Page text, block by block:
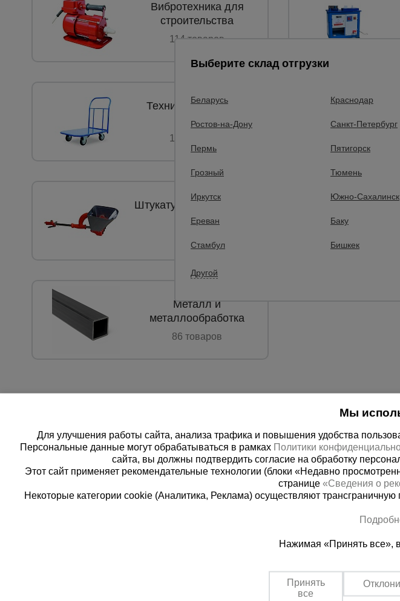
Металл и металлообработка
Вибротехника для
строительства
114 товаров
Техника для склада
147 товаров
Штукатурные комплекты
Металл и
металлообработка
86 товаров
8 (800) 200-25-90
Заказать звонок
Выберите склад отгрузки
Беларусь Краснодар
Ростов-на-Дону Санкт-Петербург
Пермь Пятигорск
Грозный Тюмень
Иркутск Южно-Сахалинск
Ереван Баку
Стамбул Бишкек
Другой
Мы
Для улучшения работы сайта, анализа трафика и повышения удобства
Персональные данные могут обрабатываться в рамках Политики
сайта, вы должны подтвердить согласие на обработку
Этот сайт применяет рекомендательные технологии (блоки «Недавно
странице «Сведения о
Некоторые категории cookie (Аналитика, Реклама) осуществляют
Нажимая «Принять все»,
Принять
все